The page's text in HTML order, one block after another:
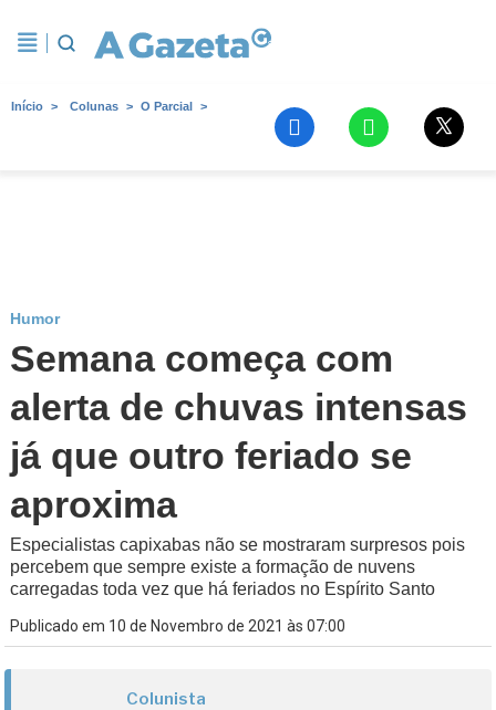
Início Colunas O Parcial
Humor
Semana começa com
alerta de chuvas intensas
já que outro feriado se
aproxima
Especialistas capixabas não se mostraram surpresos pois
percebem que sempre existe a formação de nuvens
carregadas toda vez que há feriados no Espírito Santo
Publicado em 10 de Novembro de 2021 às 07:00
Colunista